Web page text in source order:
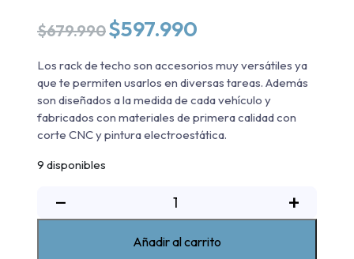
$679.990 El
precio
original
era:
$679.990.
$597.990
actual
es:
$597.990.
Los rack de techo son accesorios muy versátiles ya
que te permiten usarlos en diversas tareas. Además
son diseñados a la medida de cada vehículo y
fabricados con materiales de primera calidad con
corte CNC y pintura electroestática.
9 disponibles
− +
Añadir al carrito